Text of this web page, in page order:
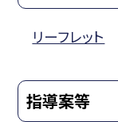
リーフレット
指導案等